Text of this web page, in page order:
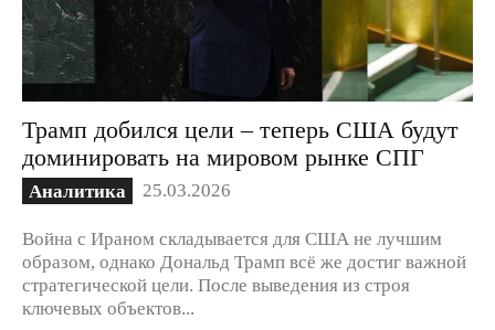
Трамп добился цели – теперь США будут
доминировать на мировом рынке СПГ
Аналитика 25.03.2026
Война с Ираном складывается для США не лучшим
образом, однако Дональд Трамп всё же достиг важной
стратегической цели. После выведения из строя
ключевых объектов...